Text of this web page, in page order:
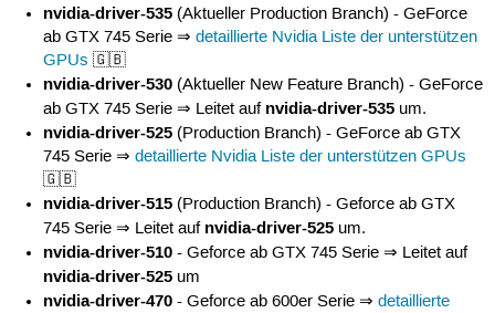
nvidia-driver-535 (Aktueller Production Branch) - GeForce
ab GTX 745 Serie ⇒detaillierte Nvidia Liste der unterstützen
GPUs 🇬🇧
nvidia-driver-530 (Aktueller New Feature Branch) - GeForce
ab GTX 745 Serie ⇒ Leitet auf nvidia-driver-535 um.
nvidia-driver-525 (Production Branch) - GeForce ab GTX
745 Serie ⇒detaillierte Nvidia Liste der unterstützen GPUs
🇬🇧
nvidia-driver-515 (Production Branch) - Geforce ab GTX
745 Serie ⇒ Leitet auf nvidia-driver-525 um.
nvidia-driver-510 - Geforce ab GTX 745 Serie ⇒ Leitet auf
nvidia-driver-525 um
nvidia-driver-470 - Geforce ab 600er Serie ⇒detaillierte